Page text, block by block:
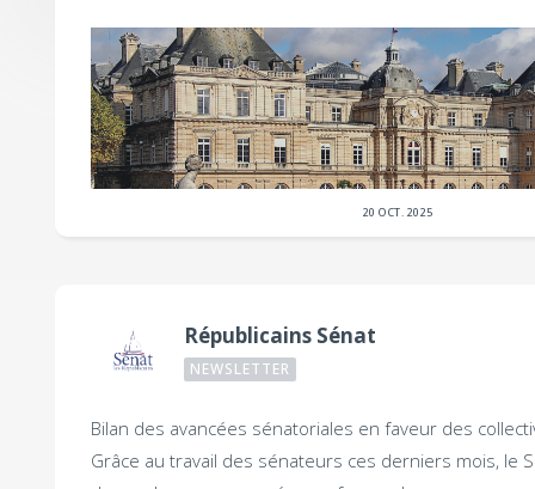
20 OCT. 2025
Républicains Sénat
NEWSLETTER
Bilan des avancées sénatoriales en faveur des
Grâce au travail des sénateurs ces derniers mois, le